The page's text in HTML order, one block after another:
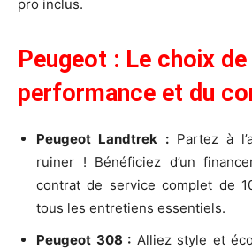
pro inclus.
Peugeot : Le choix
performance et du
Peugeot Landtrek :Partez à
ruiner ! Bénéficiez d’un
contrat de service complet de
tous les entretiens essentiels.
Peugeot 308 : Alliez style et